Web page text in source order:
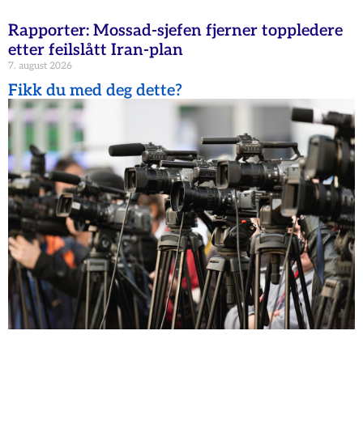
Rapporter: Mossad-sjefen fjerner toppledere
etter feilslått Iran-plan
7. august 2026
Fikk du med deg dette?